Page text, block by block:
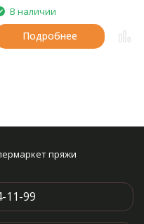
В наличии
Подробнее
пряжи
11-99